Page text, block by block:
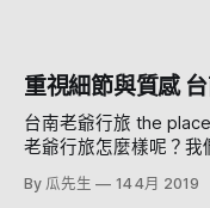
重視細節與質感
台南老爺行旅 the place Tainan 就是台南南
老爺行旅怎麼樣呢？我們來看看 其實我來
受都很不錯，從大廳check in
到設計的用心與細節 老爺酒店集團旗下風格設計品牌「老爺
By 瓜先生 14 4月 2019